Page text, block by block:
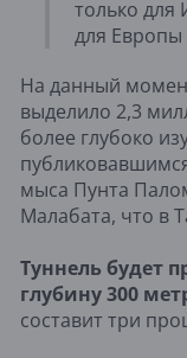
только
для Европы
На данный
выделило 2,3
более глубоко
мыса Пунта
Малабата, что в
Туннель будет
глубину 300
составит три